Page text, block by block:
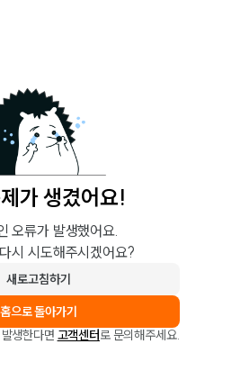
가 생겼어요!
오류가 발생했어요.
시 시도해주시겠어요?
새로고침하기
홈으로 돌아가기
생한다면 고객센터로 문의해주세요.